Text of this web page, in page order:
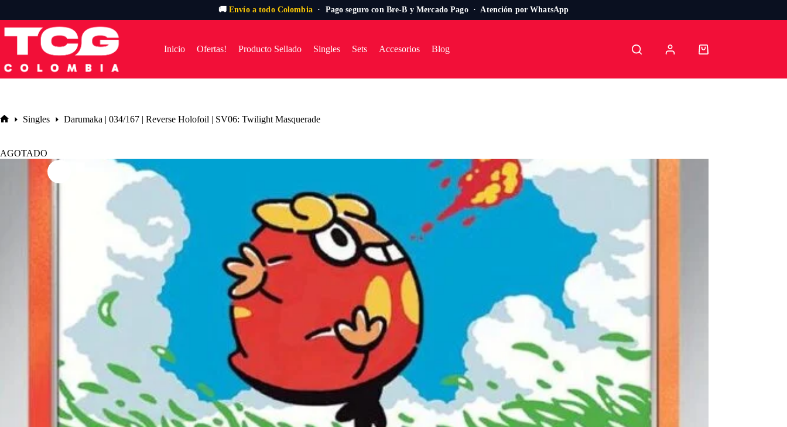
🚚 Envío a todo Colombia· Pago seguro con Bre-B y Mercado Pago · Atención por WhatsApp
al
Inicio Ofertas! Producto Sellado Singles Sets Accesorios Blog
Carro
Singles Darumaka | 034/167 | Reverse Holofoil | SV06: Twilight Masquerade
AGOTADO